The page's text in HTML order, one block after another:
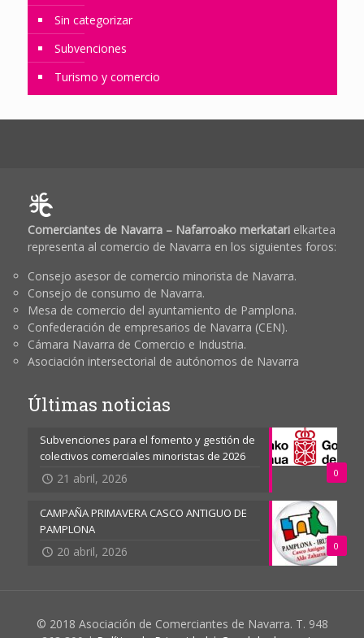
Sin categorizar
Subvenciones
Turismo y comercio
Comerciantes de Navarra – Nafarroako merkatarielkartea
representa al comercio de Navarra en los siguientes foros:
Consejo asesor de comercio minorista de Navarra.
Consejo de consumo de Navarra.
Mesa de comercio del ayuntamiento de Pamplona.
Confederación de empresarios de Navarra (CEN).
Cámara Navarra de Comercio e Industria.
Asociación intersectorial de autónomos de Navarra
Últimas noticias
0
Subvenciones para el fomento y gestión de
colectivos comerciales minoristas de 2026
21 abril, 2026
0
CAMPAÑA PRIMAVERA CASCO ANTIGUO DE
PAMPLONA
20 abril, 2026
© 2018 Asociación de Comerciantes de Navarra. T. 948